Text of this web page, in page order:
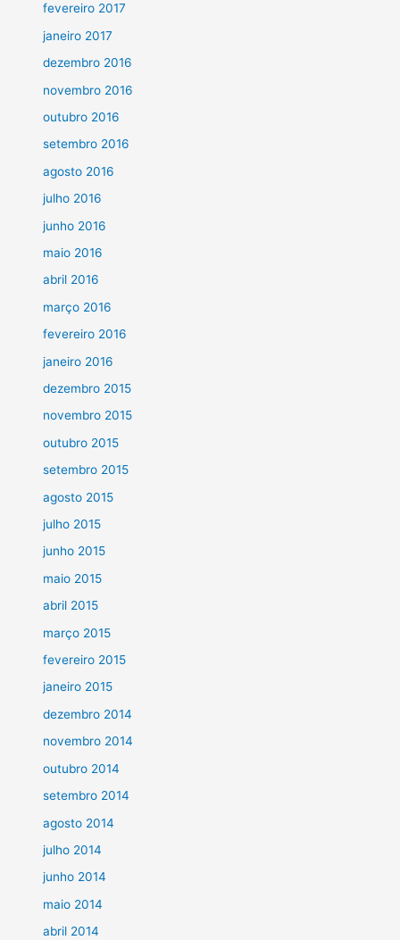
fevereiro 2017
janeiro 2017
dezembro 2016
novembro 2016
outubro 2016
setembro 2016
agosto 2016
julho 2016
junho 2016
maio 2016
abril 2016
março 2016
fevereiro 2016
janeiro 2016
dezembro 2015
novembro 2015
outubro 2015
setembro 2015
agosto 2015
julho 2015
junho 2015
maio 2015
abril 2015
março 2015
fevereiro 2015
janeiro 2015
dezembro 2014
novembro 2014
outubro 2014
setembro 2014
agosto 2014
julho 2014
junho 2014
maio 2014
abril 2014